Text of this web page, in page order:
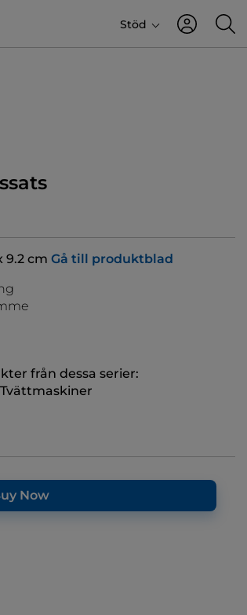
Stöd
9.2 cm Gå till produktblad
från dessa serier:
Now